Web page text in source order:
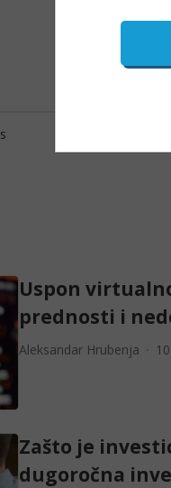
Uspon
prednosti i
Aleksandar Hrubenja
Zašto je
dugoročna